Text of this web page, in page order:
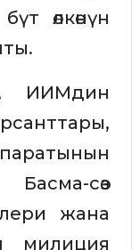
өлкөнүн
ИИМдин
сөз
жана
милиция